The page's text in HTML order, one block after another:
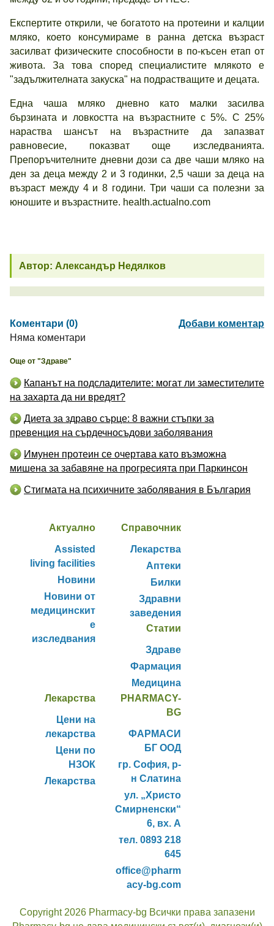
Експертите открили, че богатото на протеини и калции
мляко, което консумираме в ранна детска възраст
засилват физическите способности в по-късен етап от
живота. За това според специалистите млякото е
"задължителната закуска" на подрастващите и децата.
Една чаша мляко дневно като малки засилва
бързината и ловкостта на възрастните с 5%. С 25%
нараства шансът на възрастните да запазват
равновесие, показват още изследванията.
Препоръчителните дневни дози са две чаши мляко на
ден за деца между 2 и 3 годинки, 2,5 чаши за деца на
възраст между 4 и 8 години. Три чаши са полезни за
юношите и възрастните. health.actualno.com
Автор: Александър Недялков
Коментари (0)
Добави коментар
Няма коментари
Още от "Здраве"
Капанът на подсладителите: могат ли заместителите
на захарта да ни вредят?
Диета за здраво сърце: 8 важни стъпки за
превенция на сърдечносъдови заболявания
Имунен протеин се очертава като възможна
мишена за забавяне на прогресията при Паркинсон
Стигмата на психичните заболявания в България
Актуално
Assisted
living facilities
Новини
Новини от
медицинскит
е
изследвания
Справочник
Лекарства
Аптеки
Билки
Здравни
заведения
Статии
Здраве
Фармация
Медицина
Лекарства
Цени на
лекарства
Цени по
НЗОК
Лекарства
PHARMACY-
BG
ФАРМАСИ
БГ ООД
гр. София, р-
н Слатина
ул. „Христо
Смирненски“
6, вх. А
тел. 0893 218
645
office@pharm
acy-bg.com
Copyright 2026 Pharmacy-bg Всички права запазени